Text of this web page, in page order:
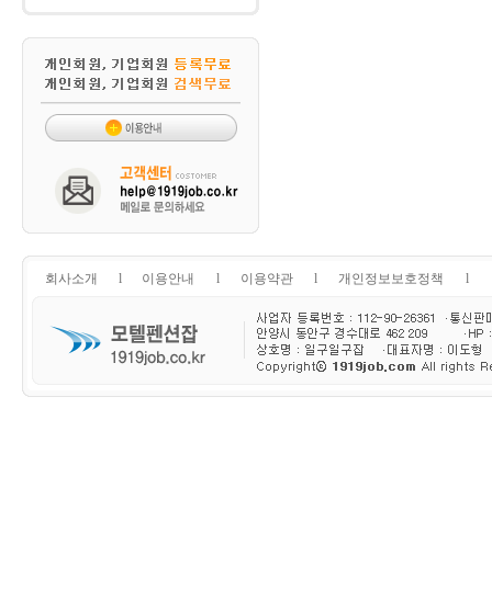
회사소개 l 이용안내 l 이용약관 l 개인정보보호정책 l